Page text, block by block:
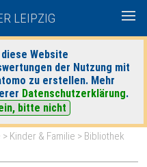
LEIPZIG
Website
der Nutzung mit
zu erstellen. Mehr
Datenschutzerklärung.
bitte nicht
|morgen| Detaillierte Suche
> Kinder & Familie > Bibliothek